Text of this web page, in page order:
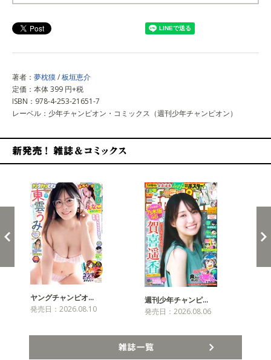
著者： 夢枕獏/板垣恵介
定価：本体 399 円+税
ISBN：978-4-253-21651-7
レーベル：少年チャンピオン・コミックス（週刊少年チャンピオン）
ヤングチャンピオ…
発売日：2026.08.10
週刊少年チャンピ…
発売日：2026.08.06